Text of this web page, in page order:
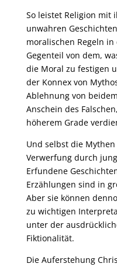
So leistet Religion mit
unwahren
moralischen Regeln
Gegenteil von dem,
die Moral zu festigen
der Konnex von
Ablehnung von
Anschein des
höherem Grade
Und selbst die
Verwerfung durch
Erfundene
Erzählungen sind in
Aber sie können
zu wichtigen
unter der
Fiktionalität.
Die Auferstehung